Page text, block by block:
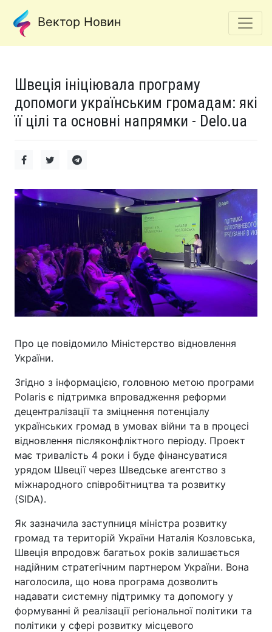
Вектор Новин
Швеція ініціювала програму
допомоги українським громадам: які
її цілі та основні напрямки - Delo.ua
Про це повідомило Міністерство відновлення
України.
Згідно з інформацією, головною метою програми
Polaris є підтримка впровадження реформи
децентралізації та зміцнення потенціалу
українських громад в умовах війни та в процесі
відновлення післяконфліктного періоду. Проект
має тривалість 4 роки і буде фінансуватися
урядом Швеції через Шведське агентство з
міжнародного співробітництва та розвитку
(SIDA).
Як зазначила заступниця міністра розвитку
громад та територій України Наталія Козловська,
Швеція впродовж багатьох років залишається
надійним стратегічним партнером України. Вона
наголосила, що нова програма дозволить
надавати системну підтримку та допомогу у
формуванні й реалізації регіональної політики та
політики у сфері розвитку місцевого